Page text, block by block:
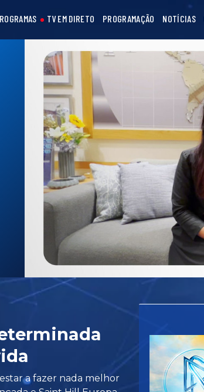
TV EM DIRETO PROGRAMAÇÃO NOTÍCIAS
a fazer nada melhor